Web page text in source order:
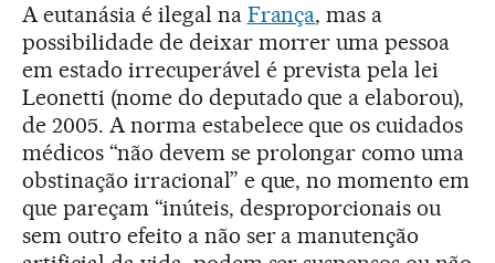
A eutanásia é ilegal na França, mas a
possibilidade de deixar morrer uma pessoa
em estado irrecuperável é prevista pela lei
Leonetti (nome do deputado que a elaborou),
de 2005. A norma estabelece que os cuidados
médicos “não devem se prolongar como uma
obstinação irracional” e que, no momento em
que pareçam “inúteis, desproporcionais ou
sem outro efeito a não ser a manutenção